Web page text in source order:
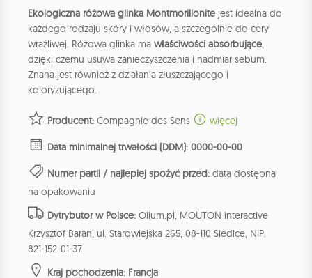
Ekologiczna różowa glinka Montmorillonite jest idealna do
każdego rodzaju skóry i włosów, a szczególnie do cery
wrażliwej. Różowa glinka ma właściwości absorbujące,
dzięki czemu usuwa zanieczyszczenia i nadmiar sebum.
Znana jest również z działania złuszczającego i
koloryzującego.
Producent: Compagnie des Sens więcej
Data minimalnej trwałości (DDM): 0000-00-00
Numer partii / najlepiej spożyć przed: data dostępna
na opakowaniu
Dytrybutor w Polsce: Olium.pl, MOUTON interactive
Krzysztof Baran, ul. Starowiejska 265, 08-110 Siedlce, NIP:
821-152-01-37
Kraj pochodzenia: Francja